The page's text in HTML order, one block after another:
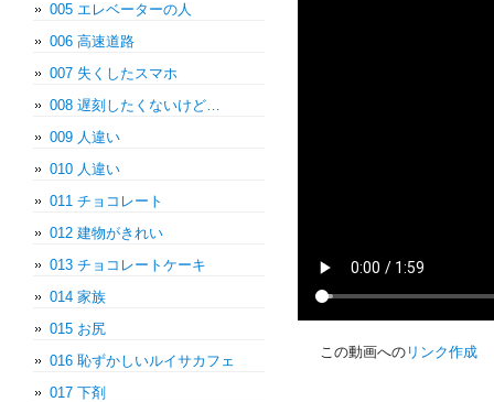
この動画への リンク作成
005 エレベーターの人
006 高速道路
007 失くしたスマホ
008 遅刻したくないけど…
009 人違い
010 人違い
011 チョコレート
012 建物がきれい
013 チョコレートケーキ
014 家族
015 お尻
016 恥ずかしいルイサカフェ
017 下剤